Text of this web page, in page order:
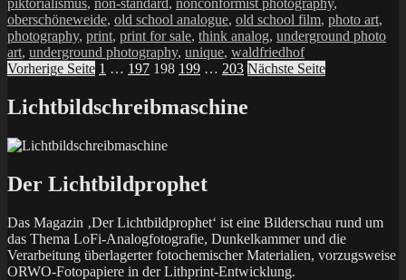
piktorialismus, non-standard, nonconformist photography,
oberschöneweide, old school analogue, old school film, photo art,
photography, print, print for sale, think analog, underground photo
art, underground photography, unique, waldfriedhof
Seitennummerierung
der
Beiträge
Vorherige Seite Seite
1 … Seite
197 Seite
198 Seite
199 … Seite
203 Nächste Seite
Lichtbildschreibmaschine
Der Lichtbildprophet
Das Magazin ‚Der Lichtbildprophet‘ ist eine Bilderschau rund um
das Thema LoFi-Analogfotografie, Dunkelkammer und die
Verarbeitung überlagerter fotochemischer Materialien, vorzugsweise
ORWO-Fotopapiere in der Lithprint-Entwicklung.